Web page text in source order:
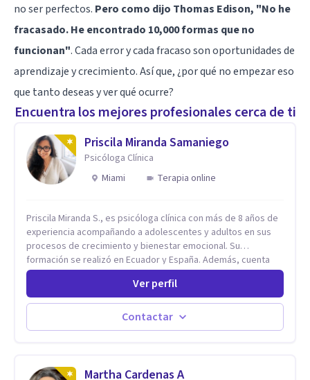
no ser perfectos. Pero como dijo Thomas Edison, "No he
fracasado. He encontrado 10,000 formas que no
funcionan". Cada error y cada fracaso son oportunidades de
aprendizaje y crecimiento. Así que, ¿por qué no empezar eso
que tanto deseas y ver qué ocurre?
Encuentra los mejores profesionales cerca de ti
Priscila Miranda Samaniego
Psicóloga Clínica
Miami
Terapia online
Priscila Miranda S., es psicóloga clínica con más de 8 años de
experiencia acompañando a adolescentes y adultos en sus
procesos de crecimiento y bienestar emocional. Su
formación se realizó en Ecuador y España. Además, cuenta
con un Máster en Psicooncología (INEFOC) y diversos
diplomados que respaldan su práctica profesional. Se
especializo en ansiedad, autoestima, dependencia
emocional, depresión, desarrollo personal, prevención del
suicidio, crisis vitales y terapia de pareja, siempre con un
comodidad y privacidad de tu propio espacio. Acceder a un
Ver perfil
Contactar
Martha Cardenas A